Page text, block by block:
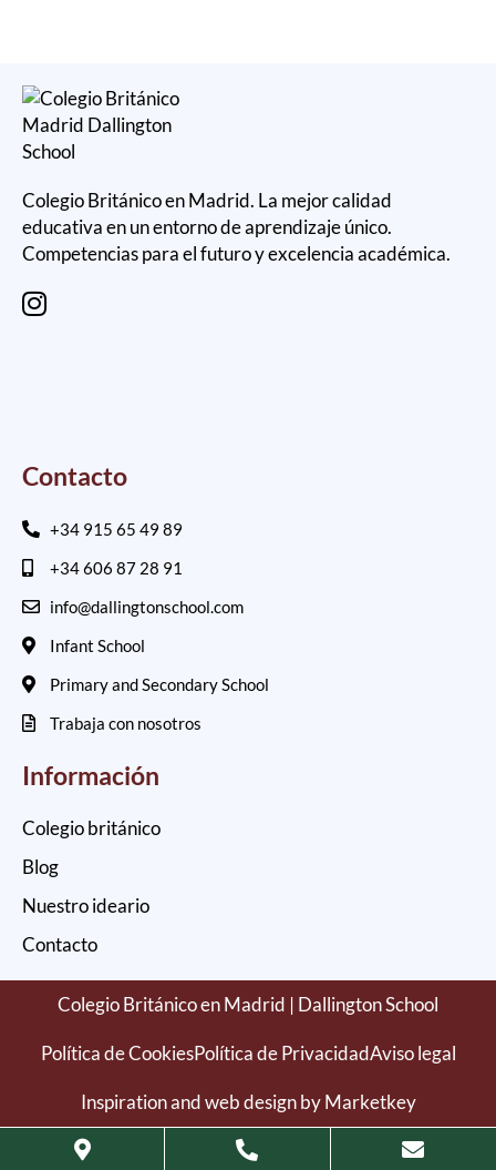
Colegio Británico en Madrid. La mejor calidad
educativa en un entorno de aprendizaje único.
Competencias para el futuro y excelencia académica.
Contacto
+34 915 65 49 89
+34 606 87 28 91
info@dallingtonschool.com
Infant School
Primary and Secondary School
Trabaja con nosotros
Información
Colegio británico
Blog
Nuestro ideario
Contacto
Colegio Británico en Madrid | Dallington School
Política de CookiesPolítica de PrivacidadAviso legal
Inspiration and web design by Marketkey